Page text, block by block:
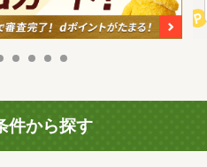
件から探す